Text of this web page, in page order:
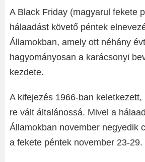
A Black Friday (magyarul fekete
hálaadást követő péntek
Államokban, amely ott néhány
hagyományosan a karácsonyi
kezdete.
A kifejezés 1966-ban
re vált általánossá. Mivel a
Államokban november negyedik
a fekete péntek november 23-29.